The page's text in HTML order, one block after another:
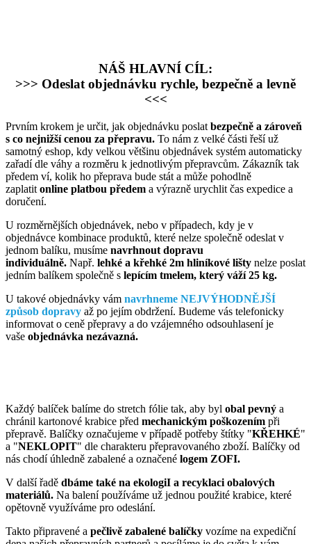
NÁŠ HLAVNÍ CÍL:
>>> Odeslat objednávku rychle, bezpečně a levně
<<<
Prvním krokem je určit, jak objednávku poslat bezpečně a zároveň
s co nejnižší cenou za přepravu. To nám z velké části řeší už
samotný eshop, kdy velkou většinu objednávek systém automaticky
zařadí dle váhy a rozměru k jednotlivým přepravcům. Zákazník tak
předem ví, kolik ho přeprava bude stát a může pohodlně
zaplatit online platbou předem a výrazně urychlit čas expedice a
doručení.
U rozměrnějších objednávek, nebo v případech, kdy je v
objednávce kombinace produktů, které nelze společně odeslat v
jednom balíku, musíme navrhnout dopravu
individuálně. Např. lehké a křehké 2m hliníkové lišty nelze poslat
jedním balíkem společně s lepícím tmelem, který váží 25 kg.
U takové objednávky vám navrhneme NEJVÝHODNĚJŠÍ
způsob dopravy až po jejím obdržení. Budeme vás telefonicky
informovat o ceně přepravy a do vzájemného odsouhlasení je
vaše objednávka nezávazná.
Každý balíček balíme do stretch fólie tak, aby byl obal pevný a
chránil kartonové krabice před mechanickým poškozením při
přepravě. Balíčky označujeme v případě potřeby štítky "KŘEHKÉ"
a "NEKLOPIT" dle charakteru přepravovaného zboží. Balíčky od
nás chodí úhledně zabalené a označené logem ZOFI.
V další řadě dbáme také na ekologiI a recyklaci obalových
materiálů. Na balení používáme už jednou použité krabice, které
opětovně využíváme pro odeslání.
Takto připravené a pečlivě zabalené balíčky vozíme na expediční